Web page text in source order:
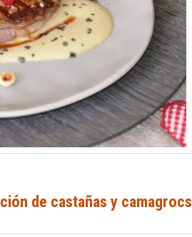
de castañas y camagrocs